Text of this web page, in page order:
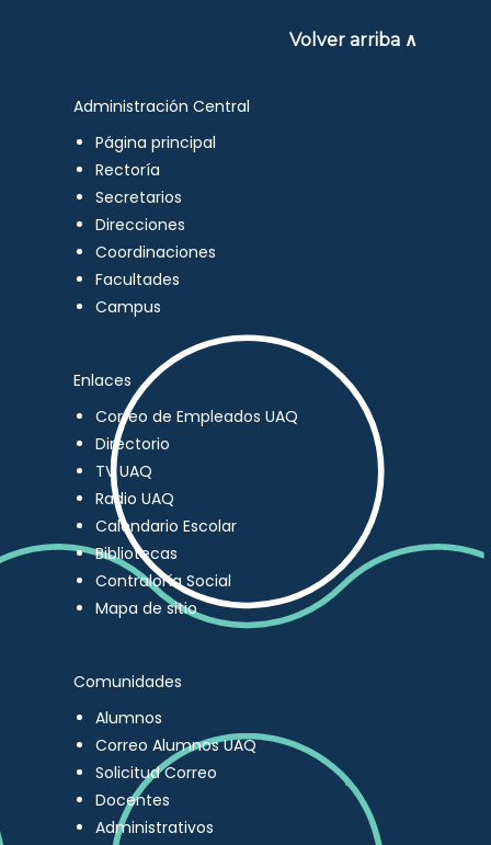
Volver arriba ∧
Administración Central
Página principal
Rectoría
Secretarios
Direcciones
Coordinaciones
Facultades
Campus
Enlaces
Correo de Empleados UAQ
Directorio
TV UAQ
Radio UAQ
Calendario Escolar
Bibliotecas
Contraloría Social
Mapa de sitio
Comunidades
Alumnos
Correo Alumnos UAQ
Solicitud Correo
Docentes
Administrativos